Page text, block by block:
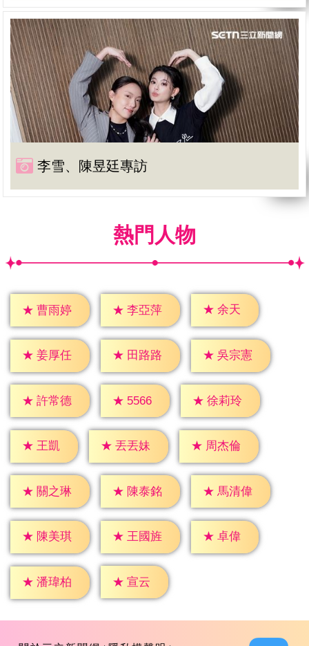
李雪、陳昱廷專訪
熱門人物
★ 曹雨婷 ★ 李亞萍 ★ 余天
★ 姜厚任 ★ 田路路 ★ 吳宗憲
★ 許常德 ★ 5566 ★ 徐莉玲
★ 王凱 ★ 丟丟妹 ★ 周杰倫
★ 關之琳 ★ 陳泰銘 ★ 馬清偉
★ 陳美琪 ★ 王國旌 ★ 卓偉
★ 潘瑋柏 ★ 宣云